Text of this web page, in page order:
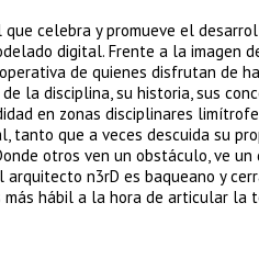
celebra y promueve el
digital. Frente a la imagen
de quienes disfrutan de
la disciplina, su historia, sus
en zonas disciplinares
tanto que a veces descuida su
otros ven un obstáculo, ve
n3rD es baqueano y
hábil a la hora de articular la